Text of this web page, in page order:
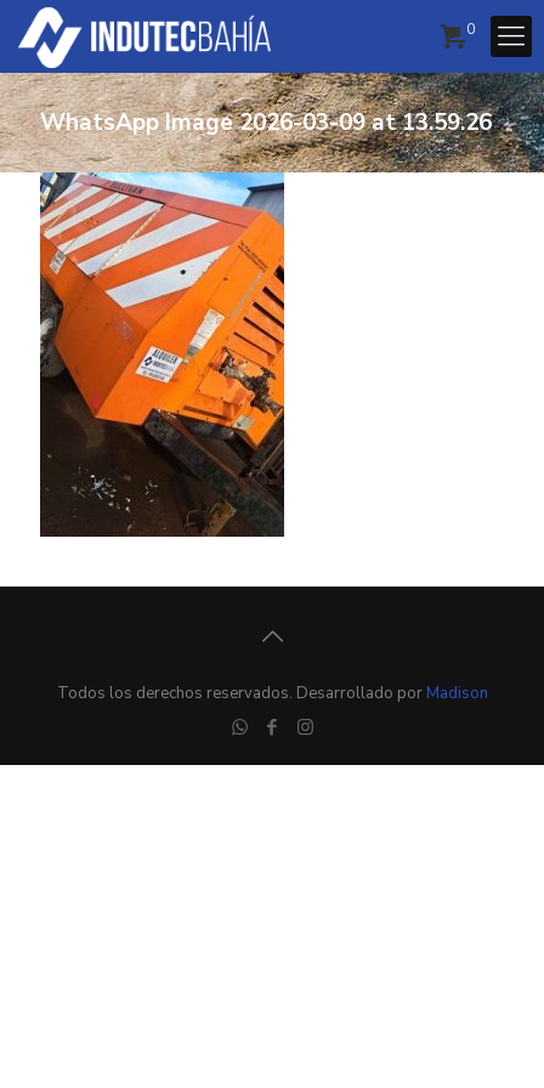
0
WhatsApp Image 2026-03-09 at 13.59.26
Todos los derechos reservados. Desarrollado por Madison